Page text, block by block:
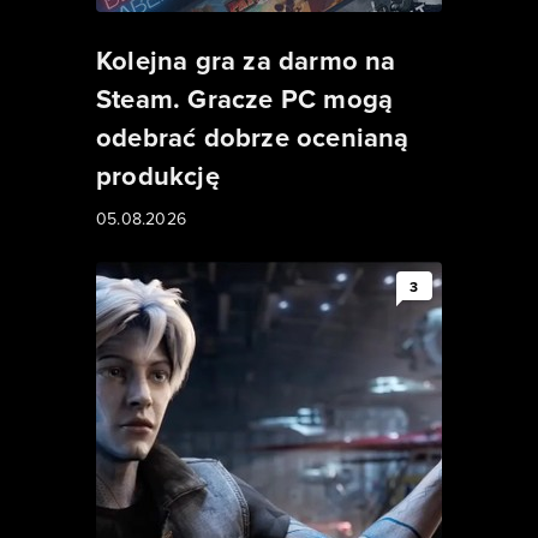
Kolejna gra za darmo na
Steam. Gracze PC mogą
odebrać dobrze ocenianą
produkcję
05.08.2026
3